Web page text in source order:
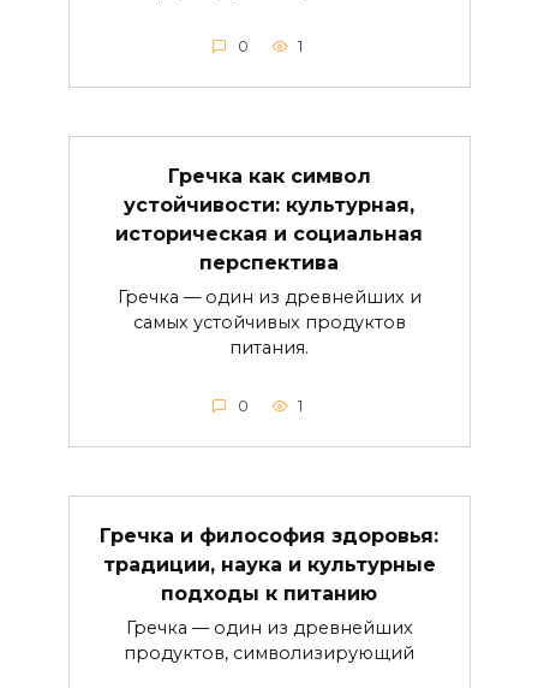
0 1
Гречка как символ
устойчивости: культурная,
историческая и социальная
перспектива
Гречка — один из древнейших и
самых устойчивых продуктов
питания.
0 1
Гречка и философия здоровья:
традиции, наука и культурные
подходы к питанию
Гречка — один из древнейших
продуктов, символизирующий